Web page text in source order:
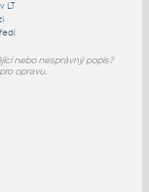
LT
nebo nesprávný popis?
opravu.